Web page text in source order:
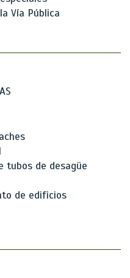
Vía Pública
tubos de desagüe
de edificios